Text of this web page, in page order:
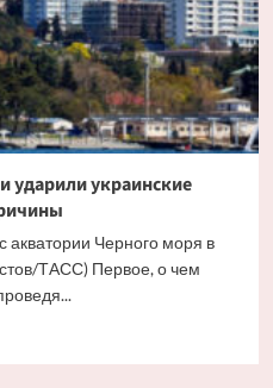
ударили украинские
Черного моря в
ТАСС) Первое, о чем